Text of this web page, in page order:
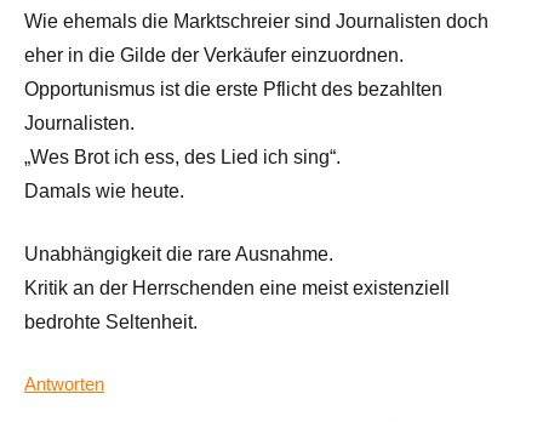
Wie ehemals die Marktschreier sind Journalisten doch
eher in die Gilde der Verkäufer einzuordnen.
Opportunismus ist die erste Pflicht des bezahlten
Journalisten.
„Wes Brot ich ess, des Lied ich sing“.
Damals wie heute.
Unabhängigkeit die rare Ausnahme.
Kritik an der Herrschenden eine meist existenziell
bedrohte Seltenheit.
Antworten